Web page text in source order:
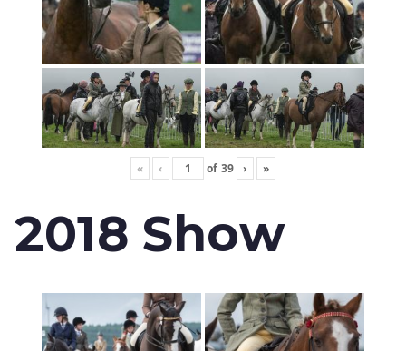
« ‹ of 39 › »
2018 Show